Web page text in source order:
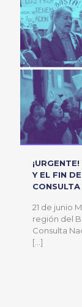
Y EL FIN
21 de junio
región del
Consulta
[…]